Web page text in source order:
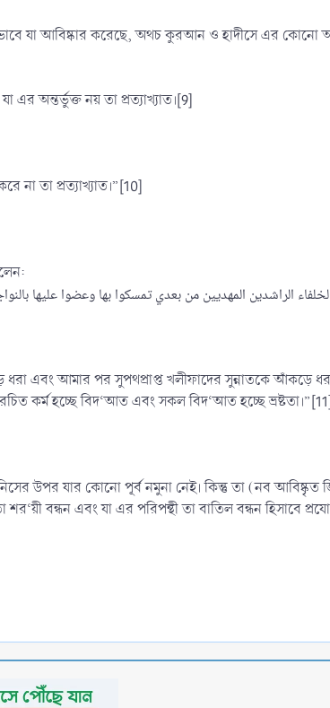
যা আবিষ্কার করেছে, অথচ কুরআন ও হাদীসে এর কোনো
এর অন্তর্ভুক্ত নয় তা প্রত্যাখ্যাত।[9]
না তা প্রত্যাখ্যাত।”[10]
এবং আমার পর সুপথপ্রাপ্ত খলীফাদের সুন্নাতকে আঁকড়ে
কর্ম হচ্ছে বিদ‘আত এবং সকল বিদ‘আত হচ্ছে
উপর যার কোনো পূর্ব নমুনা নেই। কিন্তু তা (নব আবিষ্কৃত
শর‘য়ী বন্ধন এবং যা এর পরিপন্থী তা বাতিল বন্ধন হিসাবে